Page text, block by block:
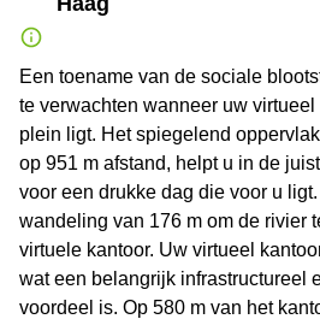
Een toename van de sociale
te verwachten wanneer uw
plein ligt. Het spiegelend
op 951 m afstand, helpt u in de
voor een drukke dag die voor u
wandeling van 176 m om de rivier
virtuele kantoor. Uw virtueel
wat een belangrijk infrastructureel
voordeel is. Op 580 m van het